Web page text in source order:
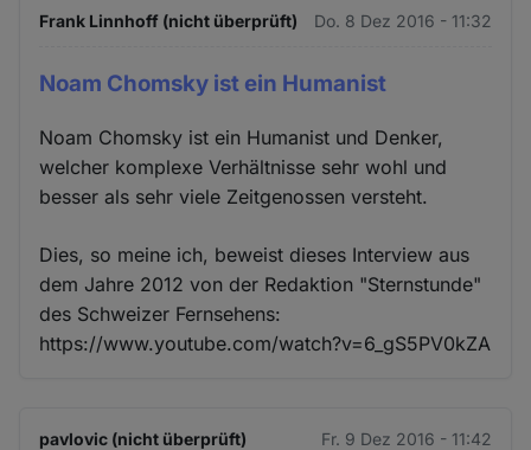
Frank Linnhoff (nicht überprüft) Do. 8 Dez 2016 - 11:32
Noam Chomsky ist ein Humanist
Noam Chomsky ist ein Humanist und Denker,
welcher komplexe Verhältnisse sehr wohl und
besser als sehr viele Zeitgenossen versteht.
Dies, so meine ich, beweist dieses Interview aus
dem Jahre 2012 von der Redaktion "Sternstunde"
des Schweizer Fernsehens:
https://www.youtube.com/watch?v=6_gS5PV0kZA
pavlovic (nicht überprüft) Fr. 9 Dez 2016 - 11:42